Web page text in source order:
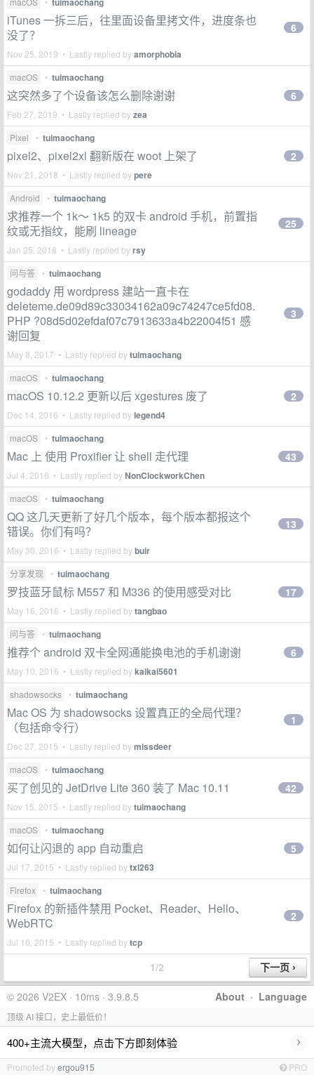
iTunes 一拆三后，往里面设备里拷文件，进度条也
没了？
Nov 25, 2019 • Lastly replied byamorphobia
6
macOS • tuimaochang
这突然多了个设备该怎么删除谢谢
Feb 27, 2019 • Lastly replied byzea
6
Pixel • tuimaochang
pixel2、pixel2xl 翻新版在 woot 上架了
Nov 21, 2018 • Lastly replied bypere
2
Android • tuimaochang
求推荐一个 1k～ 1k5 的双卡 android 手机，前置指
纹或无指纹，能刷 lineage
Jan 25, 2018 • Lastly replied byrsy
25
问与答 • tuimaochang
godaddy 用 wordpress 建站一直卡在
deleteme.de09d89c33034162a09c74247ce5fd08.
PHP ?08d5d02efdaf07c7913633a4b22004f51 感
谢回复
May 8, 2017 • Lastly replied bytuimaochang
3
macOS • tuimaochang
macOS 10.12.2 更新以后 xgestures 废了
Dec 14, 2016 • Lastly replied bylegend4
2
macOS • tuimaochang
Mac 上 使用 Proxifier 让 shell 走代理
Jul 4, 2016 • Lastly replied byNonClockworkChen
43
macOS • tuimaochang
QQ 这几天更新了好几个版本，每个版本都报这个
错误。你们有吗？
May 30, 2016 • Lastly replied bybuir
13
分享发现 • tuimaochang
罗技蓝牙鼠标 M557 和 M336 的使用感受对比
May 16, 2016 • Lastly replied bytangbao
17
问与答 • tuimaochang
推荐个 android 双卡全网通能换电池的手机谢谢
May 10, 2016 • Lastly replied bykaikai5601
6
shadowsocks • tuimaochang
Mac OS 为 shadowsocks 设置真正的全局代理？
（包括命令行）
Dec 27, 2015 • Lastly replied bymissdeer
1
macOS • tuimaochang
买了创见的 JetDrive Lite 360 装了 Mac 10.11
Nov 15, 2015 • Lastly replied bytuimaochang
42
macOS • tuimaochang
如何让闪退的 app 自动重启
Jul 17, 2015 • Lastly replied bytxl263
5
Firefox • tuimaochang
Firefox 的新插件禁用 Pocket、Reader、Hello、
WebRTC
Jul 16, 2015 • Lastly replied bytcp
2
1/2
About · Language
© 2026 V2EX · 10ms · 3.9.8.5
顶级 AI 接口，史上最低价！
400+主流大模型，点击下方即刻体验 ›
Promoted byergou915 PRO